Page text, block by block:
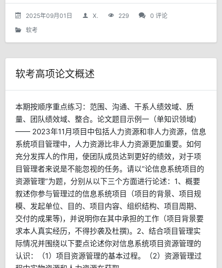
2025年09月01日 X. 229
0 评论
软考
软考高项论文概述
本期按顺序重点练习：范围、沟通、干系人绩效域、质
量、团队绩效域、整合。论文题目示例一（单知识领域)
—— 2023年11月项目中包括人力资源和非人力资源，信息
系统项目管理中，人力资源比非人力资源更加重要。如何
充分发挥人的作用，使团队成员达到更好的绩效，对于项
目管理者来说是不能忽视的任务。请以“论信息系统项目的
资源管理”为题，分别从以下三个方面进行论述：1、概要
叙述你参与管理过的信息系统项目（项目的背景、项目规
模、发起单位、目的、项目内容、组织结构、项目周期、
交付的成果等)，并说明你在其中承担的工作（项目背景要
求本人真实经历，不得抄袭及杜撰)。2、结合项目管理实
际情况并围绕以下要点论述你对信息系统项目资源管理的
认识：（1）项目资源管理的基本过程。（2）资源管理过